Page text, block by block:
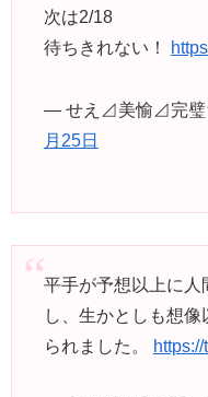
次は2/18
待ちきれない！
— せえ⊿美愉⊿完璧
月25日
平手が予想以上に人
し、生かとしも想
られました。